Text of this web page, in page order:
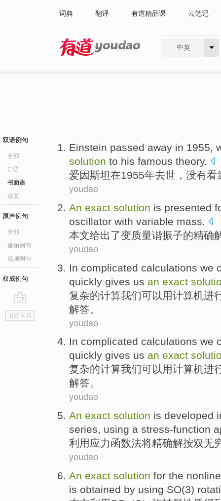
词典 翻译 有道精品课 云笔记
中英
双语例句
全部
口语
书面语
论文
原声例句
全部
音频例句
视频例句
权威例句
go
top
返回词典
Einstein passed away in 1955,
solution to his famous theory.
爱因斯坦在1955年去世 ， 没有看
youdao
An exact solution is presented
oscillator with variable mass.
本文给出了变质量谐振子的精确
youdao
In complicated calculations we
quickly gives us an exact
复杂的计算我们可以 用计算机进
解答。
youdao
In complicated calculations we
quickly gives us an exact
复杂的计算我们可以用计算机进
解答。
youdao
An exact solution is developed
series, using a stress-function
利用应力函数法将精确解按双无
youdao
An exact solution for the
is obtained by using SO(3)